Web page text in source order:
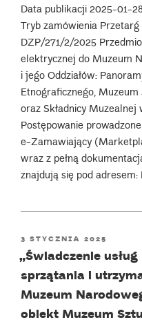
posiadającego
status
SUFO
w Muzeum
Narodowym
we Wrocławiu
i jego
oddziałach
w okresie
24 m-
cy””
Data publikacji 2025-01-
Tryb zamówienia
DZP/271/2/2025
elektrycznej do Muzeum
i jego Oddziałów:
Etnograficznego, Muzeum
oraz Składnicy
Postępowanie
e-Zamawiający
wraz z pełną
znajdują się pod
POSTED
ON
3 STYCZNIA 2025
„Świadczenie
sprzątania i
Muzeum
obiekt Muzeum